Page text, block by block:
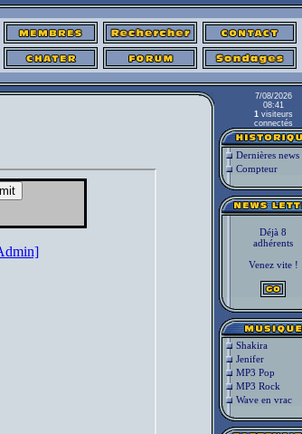
7/08/2026
08:41
1visiteurs
connectés
Dernières news
Compteur
Déjà 8
adhérents
Venez vite !
Shakira
Jenifer
MP3 Pop
MP3 Rock
Wave en vrac